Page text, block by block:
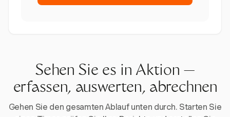
Sehen Sie es in Aktion —
erfassen, auswerten, abrechnen
Gehen Sie den gesamten Ablauf unten durch. Starten Sie